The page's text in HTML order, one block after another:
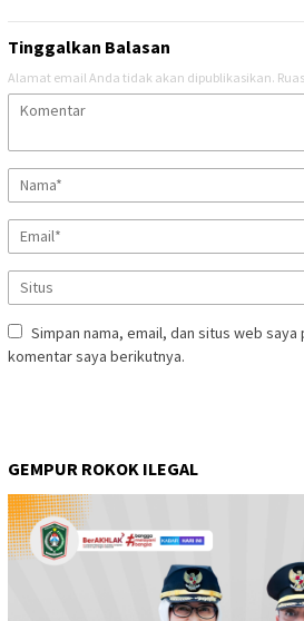
Tinggalkan Balasan
Alamat email Anda tidak akan dipublikasikan.
Simpan nama, email, dan situs web
komentar saya berikutnya.
GEMPUR ROKOK ILEGAL